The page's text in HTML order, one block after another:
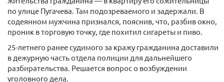
по улице Пугачева. Там подозреваемого и задержали. В
содеянном мужчина признался, пояснив, что, разбив окно,
проник в торговую точку, где похитил сигареты и пиво.
25-летнего ранее судимого за кражу гражданина доставили
в дежурную часть отдела полиции для дальнейшего
разбирательства. Решается вопрос о возбуждении
уголовного дела.